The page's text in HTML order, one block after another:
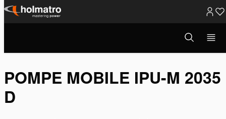
Passer
Ouvrir
la
de
/
POMPE MOBILE IPU-M 2035
D